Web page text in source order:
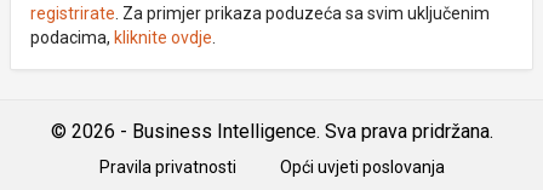
registrirate . Za primjer prikaza poduzeća sa svim uključenim
podacima, kliknite ovdje
© 2026 - Business Intelligence. Sva prava pridržana.
Pravila privatnosti Opći uvjeti poslovanja